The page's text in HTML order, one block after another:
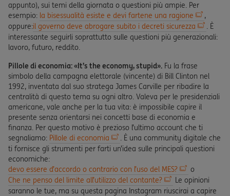
appunto), sui temi della giornata o questioni più ampie. Per
esempio: la bisessualità esiste e devi fartene una ragione
,
oppure:il governo deve abrogare subito i decreti sicurezza
. È
interessante seguirli soprattutto sulle questioni più generazionali:
lavoro, futuro, reddito.
Pillole di economia: «It’s the economy, stupid». Fu la frase
simbolo della campagna elettorale (vincente) di Bill Clinton nel
1992, inventata dal suo stratega James Carville per ribadire la
centralità di questo tema su ogni altro. Valeva per le presidenziali
americane, vale anche per la tua vita: è impossibile capire il
presente senza orientarsi nei concetti base di economia e
finanza. Per questo motivo è prezioso l’ultimo account che ti
segnaliamo: Pillole di economia
. È una community digitale che
ti fornisce gli strumenti per farti un’idea sulle principali questioni
economiche:
devo essere d’accordo o contrario con l’uso del MES?
o
Che ne penso del limite all’utilizzo del contante?
Le opinioni
saranno le tue, ma su questa pagina Instagram riuscirai a capire